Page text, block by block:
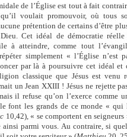
de l’Église est tout à fait
voulait promouvoir, où tous
prétention de certains d’être
Dieu. Cet idéal de démocratie réelle
à atteindre, comme tout
simplement « l’Église n’est
par là à poursuivre cet idéal et
classique que Jésus est venu
un Jean XXIII ! Jésus ne rejette
il refuse qu’on l’exerce comme
font les grands de ce monde « qui
10,42), « se comportent en seigneurs
ainsi parmi vous. Au contraire, si